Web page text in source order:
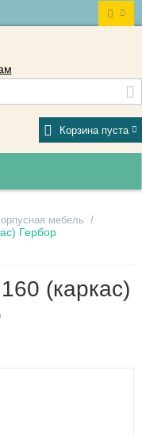
Корзина пуста
мебель /
Гербор
(каркас)